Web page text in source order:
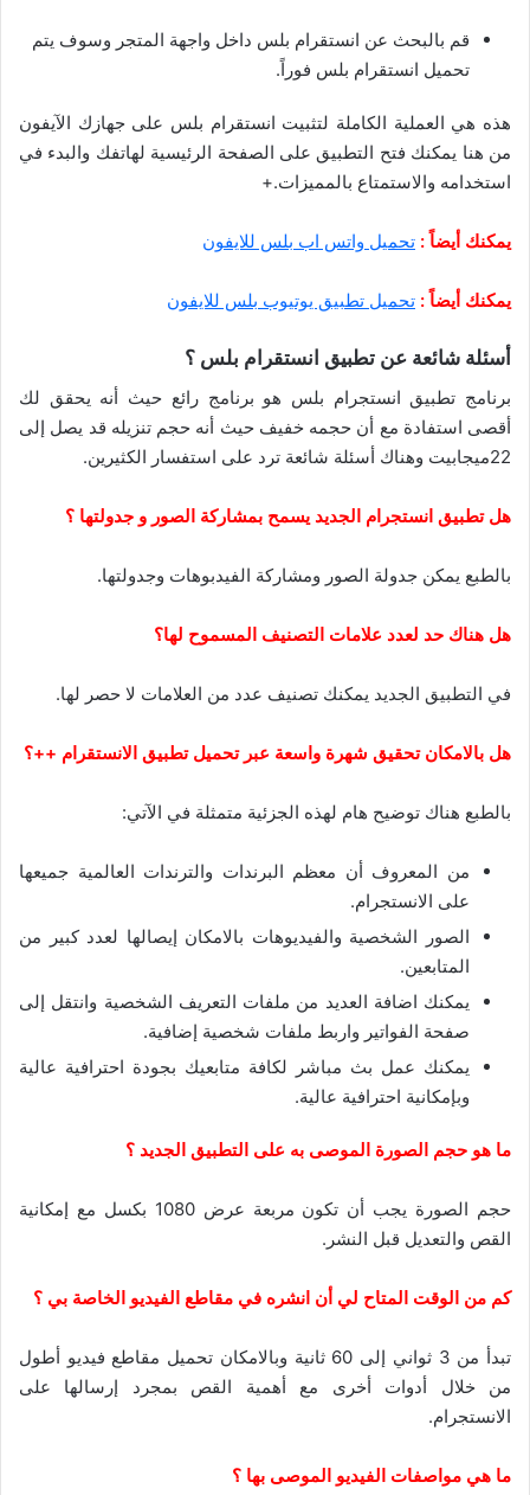
قم بالبحث عن انستقرام بلس داخل واجهة المتجر وسوف يتم
تحميل انستقرام بلس فوراً.
هذه هي العملية الكاملة لتثبيت انستقرام بلس على جهازك الآيفون
من هنا يمكنك فتح التطبيق على الصفحة الرئيسية لهاتفك والبدء في
استخدامه والاستمتاع بالمميزات.+
يمكنك أيضاً : تحميل واتس اب بلس للايفون
يمكنك أيضاً : تحميل تطبيق يوتيوب بلس للايفون
أسئلة شائعة عن تطبيق انستقرام بلس ؟
برنامج تطبيق انستجرام بلس هو برنامج رائع حيث أنه يحقق لك
أقصى استفادة مع أن حجمه خفيف حيث أنه حجم تنزيله قد يصل إلى
22ميجابيت وهناك أسئلة شائعة ترد على استفسار الكثيرين.
هل تطبيق انستجرام الجديد يسمح بمشاركة الصور و جدولتها ؟
بالطبع يمكن جدولة الصور ومشاركة الفيدبوهات وجدولتها.
هل هناك حد لعدد علامات التصنيف المسموح لها؟
في التطبيق الجديد يمكنك تصنيف عدد من العلامات لا حصر لها.
هل بالامكان تحقيق شهرة واسعة عبر تحميل تطبيق الانستقرام ++؟
بالطبع هناك توضيح هام لهذه الجزئية متمثلة في الآتي:
من المعروف أن معظم البرندات والترندات العالمية جميعها
على الانستجرام.
الصور الشخصية والفيديوهات بالامكان إيصالها لعدد كبير من
المتابعين.
يمكنك اضافة العديد من ملفات التعريف الشخصية وانتقل إلى
صفحة الفواتير واربط ملفات شخصية إضافية.
يمكنك عمل بث مباشر لكافة متابعيك بجودة احترافية عالية
وبإمكانية احترافية عالية.
ما هو حجم الصورة الموصى به على التطبيق الجديد ؟
حجم الصورة يجب أن تكون مربعة عرض 1080 بكسل مع إمكانية
القص والتعديل قبل النشر.
كم من الوقت المتاح لي أن انشره في مقاطع الفيديو الخاصة بي ؟
تبدأ من 3 ثواني إلى 60 ثانية وبالامكان تحميل مقاطع فيديو أطول
من خلال أدوات أخرى مع أهمية القص بمجرد إرسالها على
الانستجرام.
ما هي مواصفات الفيديو الموصى بها ؟